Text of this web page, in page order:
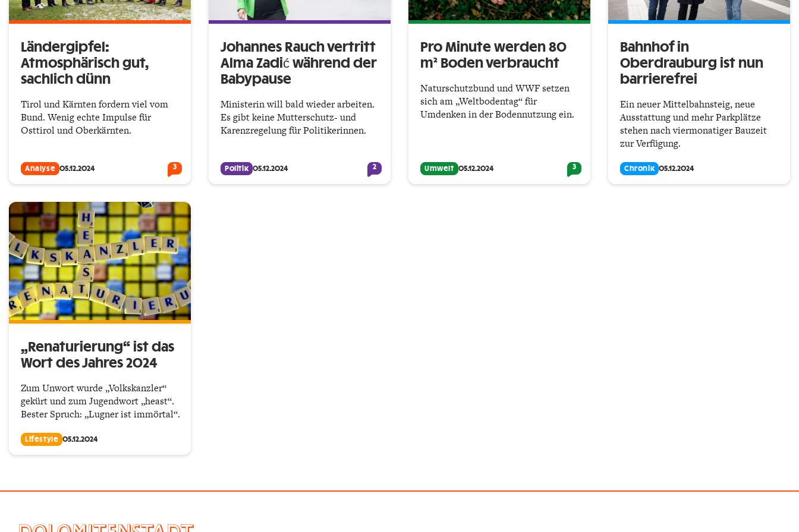
Ländergipfel:
Atmosphärisch gut,
sachlich dünn
Tirol und Kärnten fordern viel vom
Bund. Wenig echte Impulse für
Osttirol und Oberkärnten.
Analyse 05.12.2024 3
Johannes Rauch vertritt
Alma Zadić während der
Babypause
Ministerin will bald wieder arbeiten.
Es gibt keine Mutterschutz- und
Karenzregelung für Politikerinnen.
Politik 05.12.2024 2
Pro Minute werden 80
m² Boden verbraucht
Naturschutzbund und WWF setzen
sich am „Weltbodentag“ für
Umdenken in der Bodennutzung ein.
Umwelt 05.12.2024 3
Bahnhof in
Oberdrauburg ist nun
barrierefrei
Ein neuer Mittelbahnsteig, neue
Ausstattung und mehr Parkplätze
stehen nach viermonatiger Bauzeit
zur Verfügung.
Chronik 05.12.2024
„Renaturierung“ ist das
Wort des Jahres 2024
Zum Unwort wurde „Volkskanzler“
gekürt und zum Jugendwort „heast“.
Bester Spruch: „Lugner ist immörtal“.
Lifestyle 05.12.2024